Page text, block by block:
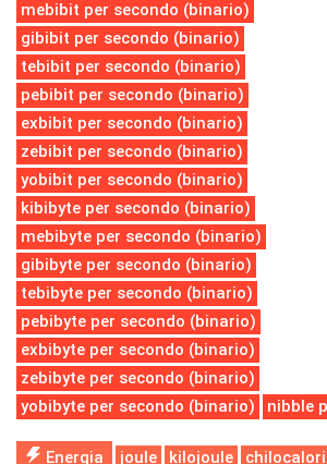
mebibit per secondo (binario)
gibibit per secondo (binario)
tebibit per secondo (binario)
pebibit per secondo (binario)
exbibit per secondo (binario)
zebibit per secondo (binario)
yobibit per secondo (binario)
kibibyte per secondo (binario)
mebibyte per secondo (binario)
gibibyte per secondo (binario)
tebibyte per secondo (binario)
pebibyte per secondo (binario)
exbibyte per secondo (binario)
zebibyte per secondo (binario)
yobibyte per secondo (binario)
nibble
Energia joule kilojoule